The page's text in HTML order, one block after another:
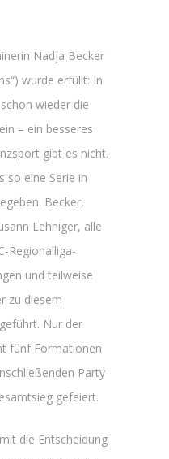
Nadja Becker
wurde erfüllt: In
wieder die
– ein besseres
gibt es nicht.
so eine Serie in
Becker,
Lehniger, alle
Regionalliga-
und teilweise
zu diesem
Nur der
fünf Formationen
Party
gefeiert.
die Entscheidung